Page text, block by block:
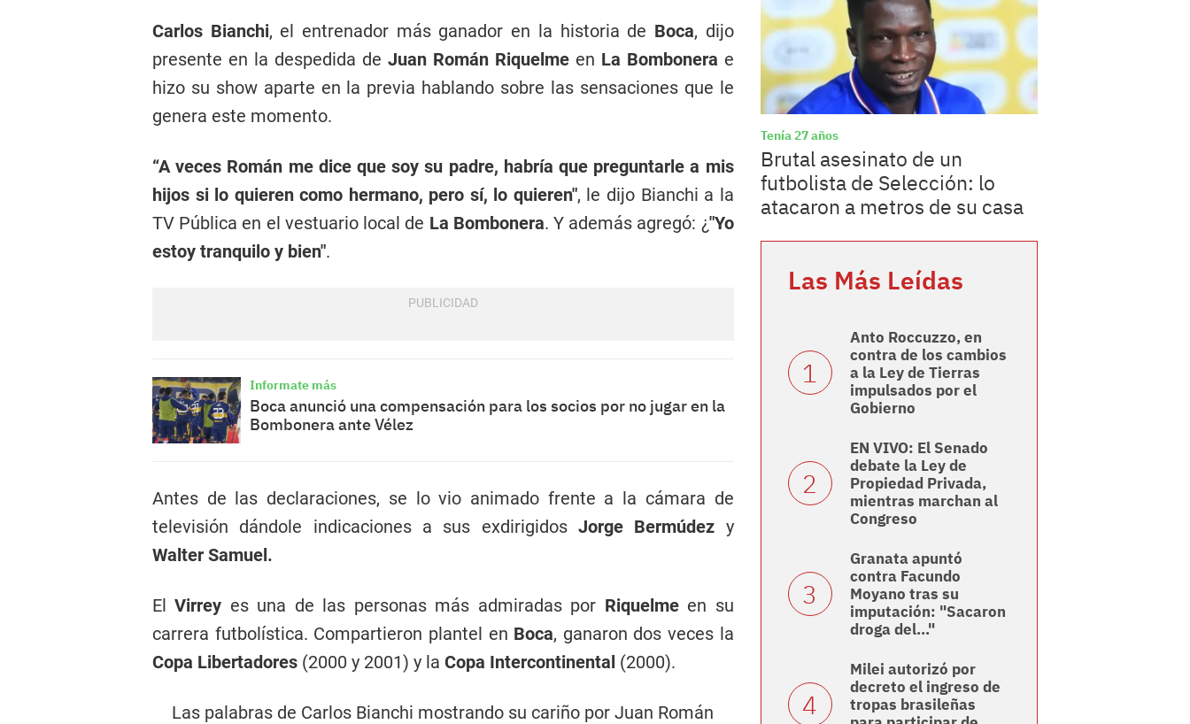
Carlos Bianchi, el entrenador más ganador en la historia de Boca, dijo
presente en la despedida de Juan Román Riquelmeen La Bombonera e
hizo su show aparte en la previa hablando sobre las sensaciones que le
genera este momento.
“A veces Román me dice que soy su padre, habría que preguntarle a mis
hijos si lo quieren como hermano, pero sí, lo quieren", le dijo Bianchi a la
TV Pública en el vestuario local de La Bombonera. Y además agregó: ¿"Yo
estoy tranquilo y bien".
Informate más
Boca anunció una compensación para los socios por no jugar en la
Bombonera ante Vélez
Antes de las declaraciones, se lo vio animado frente a la cámara de
televisión dándole indicaciones a sus exdirigidosJorge Bermúdez y
Walter Samuel.
ElVirrey es una de las personas más admiradas por Riquelme en su
carrera futbolística. Compartieron plantel en Boca, ganaron dos veces la
Copa Libertadores (2000 y 2001) y la Copa Intercontinental (2000).
Las palabras de Carlos Bianchi mostrando su cariño por Juan Román
Tenía 27 años
Brutal asesinato de un
futbolista de Selección: lo
atacaron a metros de su casa
Las Más Leídas
Anto Roccuzzo, en
contra de los cambios
a la Ley de Tierras
impulsados por el
Gobierno
EN VIVO: El Senado
debate la Ley de
Propiedad Privada,
mientras marchan al
Congreso
Granata apuntó
contra Facundo
Moyano tras su
imputación: "Sacaron
droga del..."
Milei autorizó por
decreto el ingreso de
tropas brasileñas